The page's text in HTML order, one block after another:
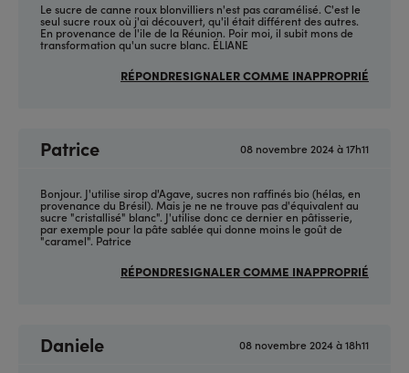
Le sucre de canne roux blonvilliers n'est pas caramélisé. C'est le
seul sucre roux où j'ai découvert, qu'il était différent des autres.
En provenance de l'ile de la Réunion. Poir moi, il subit mons de
transformation qu'un sucre blanc. ÉLIANE
RÉPONDRESIGNALER COMME INAPPROPRIÉ
Patrice 08 novembre 2024 à 17h11
Bonjour. J'utilise sirop d'Agave, sucres non raffinés bio (hélas, en
provenance du Brésil). Mais je ne ne trouve pas d'équivalent au
sucre "cristallisé" blanc". J'utilise donc ce dernier en pâtisserie,
par exemple pour la pâte sablée qui donne moins le goût de
"caramel". Patrice
RÉPONDRESIGNALER COMME INAPPROPRIÉ
Daniele 08 novembre 2024 à 18h11